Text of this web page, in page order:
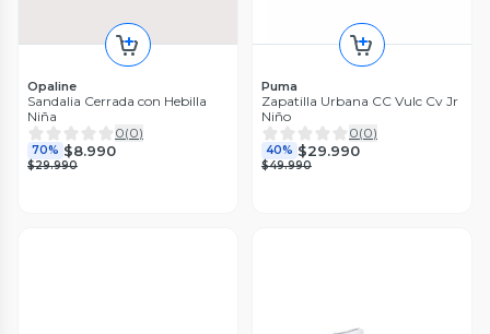
Opaline
Sandalia Cerrada con Hebilla
Niña
0(0)
70% $8.990
$29.990
Puma
Zapatilla Urbana CC Vulc Cv Jr
Niño
0(0)
40% $29.990
$49.990